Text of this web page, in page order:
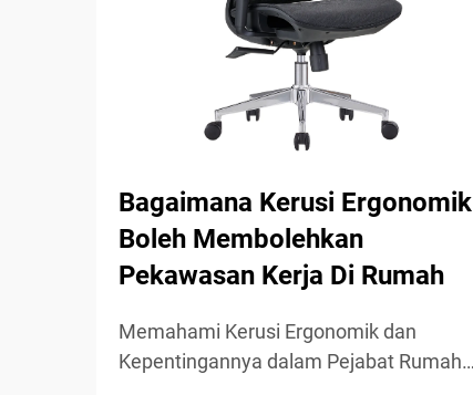
Bagaimana Kerusi Ergonomik
Boleh Membolehkan
Pekawasan Kerja Di Rumah
Memahami Kerusi Ergonomik dan
Kepentingannya dalam Pejabat Rumah